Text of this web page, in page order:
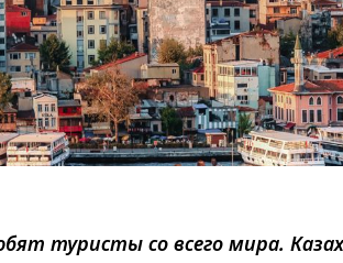
туристы со всего мира.